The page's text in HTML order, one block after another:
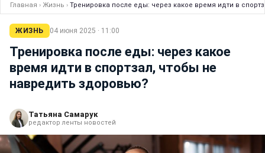
Главная › Жизнь › Тренировка после еды: через какое время идти в
ЖИЗНЬ 04 июня 2025 · 11:00
Тренировка после еды: через какое
время идти в спортзал, чтобы не
навредить здоровью?
Татьяна Самарук
редактор ленты новостей